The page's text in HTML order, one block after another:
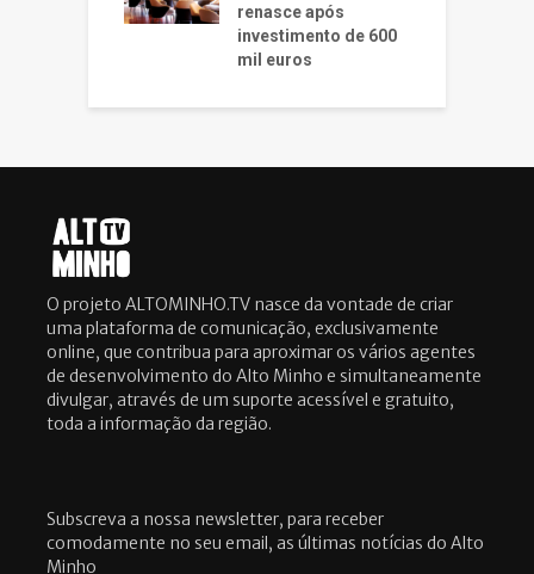
renasce após
investimento de 600
mil euros
O projeto ALTOMINHO.TV nasce da vontade de criar
uma plataforma de comunicação, exclusivamente
online, que contribua para aproximar os vários agentes
de desenvolvimento do Alto Minho e simultaneamente
divulgar, através de um suporte acessível e gratuito,
toda a informação da região.
Subscreva a nossa newsletter, para receber
comodamente no seu email, as últimas notícias do Alto
Minho